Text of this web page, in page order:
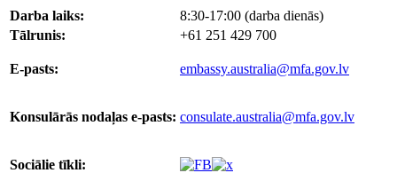
Darba laiks:
8:30-17:00 (darba dienās)
Tālrunis:
+61 251 429 700
E-pasts: embassy.australia@mfa.gov.lv
Konsulārās nodaļas e-pasts: consulate.australia@mfa.gov.lv
Sociālie tīkli: